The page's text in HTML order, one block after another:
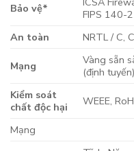
Bảo vệ*
FIPS 140-2
An toàn
NRTL / C,
Mạng
Vàng sẵn
(định tuyến)
Kiểm soát
chất độc hại
WEEE,
Mạng